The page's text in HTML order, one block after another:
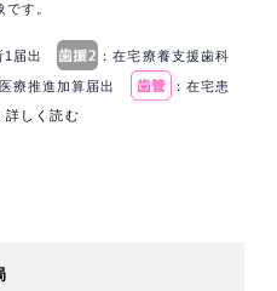
す。
1届出 ：在宅療養支援歯科
医療推進加算届出
：在宅患
詳しく読む